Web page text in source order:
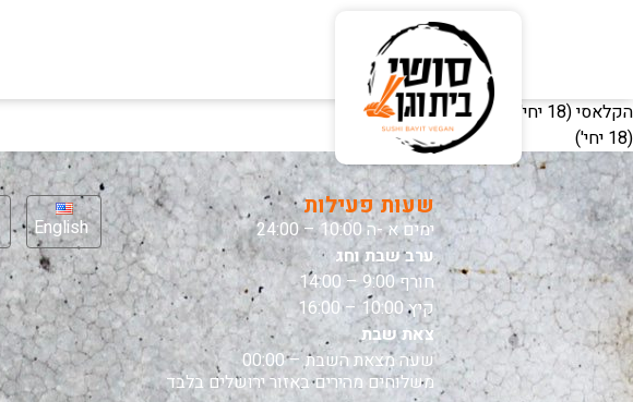
הקלאסי (18 יחי')
(18 יחי')
שעות פעילות
ימים א -ה 10:00 – 24:00
ערב שבת וחג
חורף 9:00 – 14:00
קיץ 10:00 – 16:00
צאת שבת
שעה מצאת השבת – 00:00
משלוחים מהירים באזור ירושלים בלבד
English